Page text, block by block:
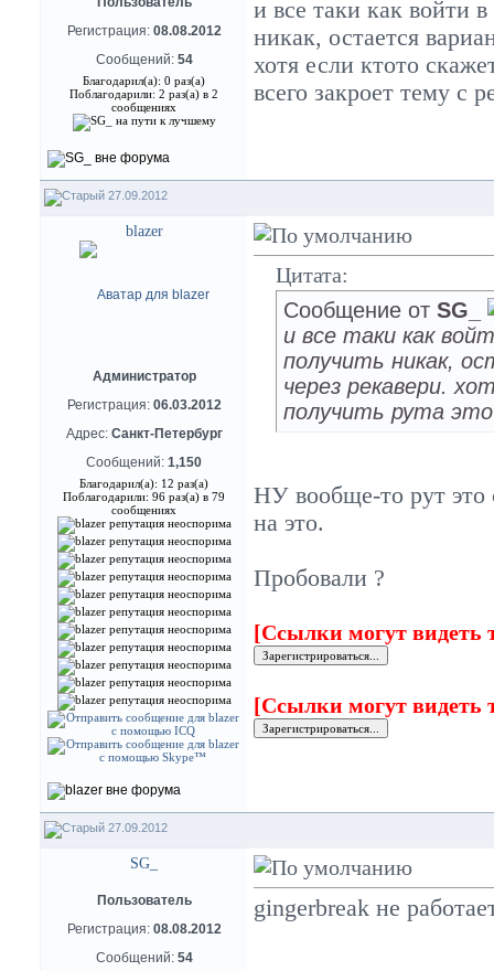
Регистрация: 08.08.2012
Сообщений: 54
Благодарил(а): 0 раз(а)
Поблагодарили: 2 раз(а) в 2
сообщениях
и все таки как войти
никак, остается
хотя если ктото
всего закроет тему с
27.09.2012
blazer
Администратор
Регистрация: 06.03.2012
Адрес: Санкт-Петербург
Сообщений: 1,150
Благодарил(а): 12 раз(а)
Поблагодарили: 96 раз(а) в 79
сообщениях
Цитата:
Сообщение от SG_
и все таки как
получить никак,
через рекавери.
получить рута это
НУ вообще-то рут это
на это.
Пробовали ?
[Ссылки могут видеть
[Ссылки могут видеть
27.09.2012
SG_
Пользователь
Регистрация: 08.08.2012
Сообщений: 54
gingerbreak не